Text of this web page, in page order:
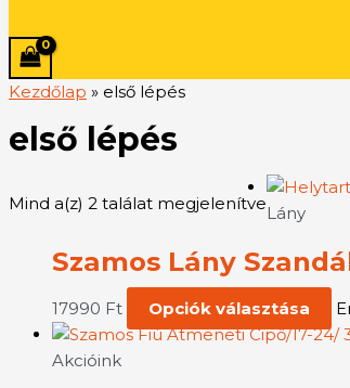
Kezdőlap » első lépés
első lépés
Mind a(z) 2 találat megjelenítveLány
Szamos Lány
17990 Ft Opciók választása
Akcióink